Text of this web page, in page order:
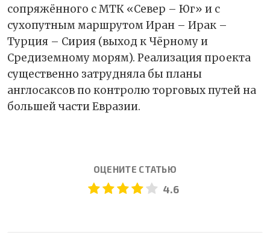
сопряжённого с МТК «Север – Юг» и с
сухопутным маршрутом Иран – Ирак –
Турция – Сирия (выход к Чёрному и
Средиземному морям). Реализация проекта
существенно затрудняла бы планы
англосаксов по контролю торговых путей на
большей части Евразии.
ОЦЕНИТЕ СТАТЬЮ
4.6